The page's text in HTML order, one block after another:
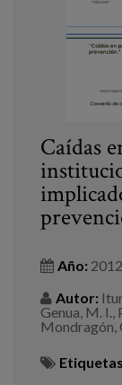
Caídas
Año: 2012
Autor:
Genua, M. I.,
Mondragón,